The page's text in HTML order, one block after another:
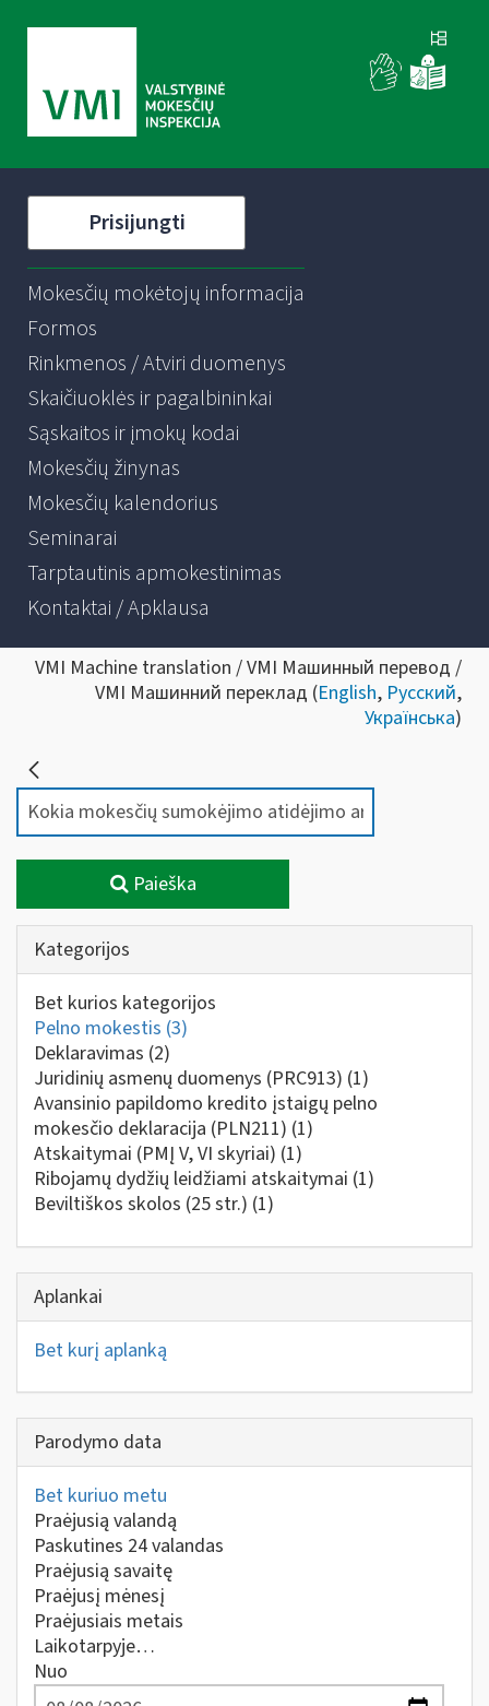
Prisijungti
Mokesčių mokėtojų informacija
Formos
Rinkmenos / Atviri duomenys
Skaičiuoklės ir pagalbininkai
Sąskaitos ir įmokų kodai
Mokesčių žinynas
Mokesčių kalendorius
Seminarai
Tarptautinis apmokestinimas
Kontaktai / Apklausa
VMI Machine translation / VMI Машинный перевод /
VMI Машинний переклад (English, Русский,
Українська)
Paieška
Kategorijos
Bet kurios kategorijos
Pelno mokestis (3)
Deklaravimas (2)
Juridinių asmenų duomenys (PRC913) (1)
Avansinio papildomo kredito įstaigų pelno
mokesčio deklaracija (PLN211) (1)
Atskaitymai (PMĮ V, VI skyriai) (1)
Ribojamų dydžių leidžiami atskaitymai (1)
Beviltiškos skolos (25 str.) (1)
Aplankai
Bet kurį aplanką
Parodymo data
Bet kuriuo metu
Praėjusią valandą
Paskutines 24 valandas
Praėjusią savaitę
Praėjusį mėnesį
Praėjusiais metais
Laikotarpyje…
Nuo